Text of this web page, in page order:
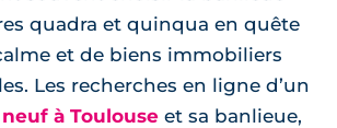
quadra et quinqua en quête
et de biens immobiliers
Les recherches en ligne d’un
à Toulouse et sa banlieue,